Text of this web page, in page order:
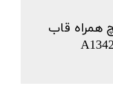
بوک پرو 13 اینچ همراه قاب